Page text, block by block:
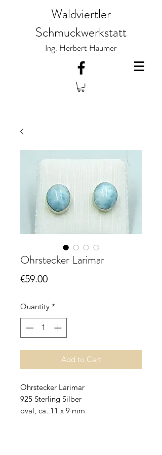
Waldviertler
Schmuckwerkstatt
Ing. Herbert Haumer
Ohrstecker Larimar
€59.00Price
Quantity *
Add to Cart
Ohrstecker Larimar
925 Sterling Silber
oval, ca. 11 x 9 mm